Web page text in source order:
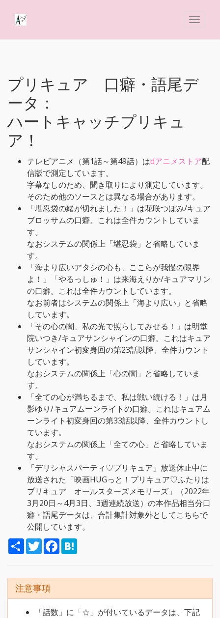
プリキュア 口癖・語尾デ
ータ：
ハートキャッチプリキュ
ア！
テレビアニメ（第1話～第49話）はdアニメストア配
信版で測定しています。
字幕なしのため、聞き取りにより測定しています。
そのため他のソースとは異なる場合があります。
「堪忍袋の緒が切れました！」は花咲つぼみ/キュア
ブロッサムの口癖。これは全件カウントしていま
す。
なおシステムの関係上「堪忍袋」と省略していま
す。
「海より広いアタシの心も、ここらが我慢の限界
よ！」「やるっしゅ！」は来海えりか/キュアマリン
の口癖。これは全件カウントしています。
なお前者はシステムの関係上「海より広い」と省略
しています。
「その心の闇、私の光で照らしてみせる！」は明堂
院いつき/キュアサンシャインの口癖。これはキュア
サンシャイン初変身回の第23話以降、全件カウント
しています。
なおシステムの関係上「心の闇」と省略していま
す。
「全ての心が満ちるまで、私は戦い続ける！」は月
影ゆり/キュアムーンライトの口癖。これはキュアム
ーンライト初変身回の第33話以降、全件カウントし
ています。
なおシステムの関係上「全ての心」と省略していま
す。
「デリシャスパーティ♡プリキュア」放送休止中に
放送された「映画HUGっと！プリキュア♡ふたりは
プリキュア オールスターズメモリーズ」（2022年
3月20日～4月3日、3週連続放送）の本作品相当分口
癖・語尾データは、合計集計対象外としてこちらで
公開しています。
S
h
T
w
e
r
F
a
o
k
a
注意事項
「話数」に「☆」が付いているデータは、下記